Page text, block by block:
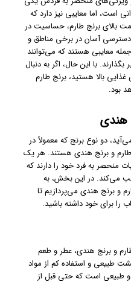
است، اما معایبی نیز دارد که
بالای برنج طارم، حساسیت در
دسترسی آسان در برخی مناطق و
معایبی هستند که می‌توانند
با این حال، اگر به دنبال
بالا هستید، برنج طارم
بود.
هندی
دو نوع برنج که معمولاً در
طارم و برنج هندی هستند. هر یک
منحصر به فرد خود را دارند که
می‌کند. در این بخش، به
و برنج هندی می‌پردازیم تا
را برای خود داشته باشید.
و برنج هندی، عطر و طعم
طبیعی و استفاده کم از مواد
طبیعی است که حتی قبل از